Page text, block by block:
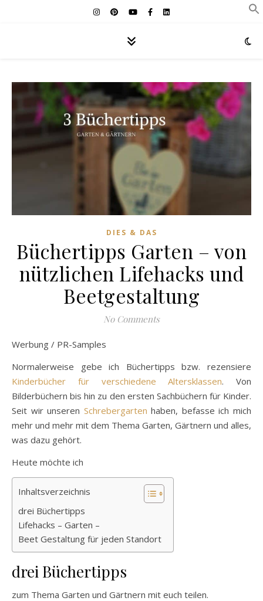
DIES & DAS
Büchertipps Garten – von
nützlichen Lifehacks und
Beetgestaltung
No Comments
Werbung / PR-Samples
Normalerweise gebe ich Büchertipps bzw. rezensiere
Kinderbücher für verschiedene Altersklassen. Von
Bilderbüchern bis hin zu den ersten Sachbüchern für Kinder.
Seit wir unseren Schrebergarten haben, befasse ich mich
mehr und mehr mit dem Thema Garten, Gärtnern und alles,
was dazu gehört.
Heute möchte ich
Inhaltsverzeichnis
drei Büchertipps
Lifehacks – Garten –
Beet Gestaltung für jeden Standort
drei Büchertipps
zum Thema Garten und Gärtnern mit euch teilen.